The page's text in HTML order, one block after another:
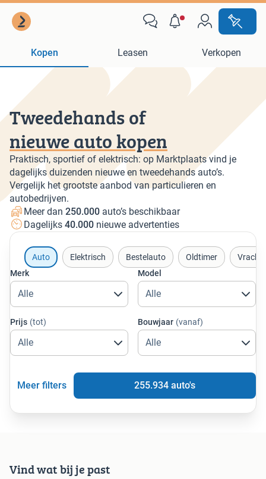
Kopen Leasen Verkopen
Tweedehands of
nieuwe auto kopen
Praktisch, sportief of elektrisch: op Marktplaats vind je
dagelijks duizenden nieuwe en tweedehands auto’s.
Vergelijk het grootste aanbod van particulieren en
autobedrijven.
Meer dan 250.000 auto’s beschikbaar
Dagelijks 40.000 nieuwe advertenties
Auto Elektrisch Bestelauto Oldtimer
Merk
Model
Prijs (tot) Bouwjaar (vanaf)
Meer filters 255.934 auto's
Vind wat bij je past